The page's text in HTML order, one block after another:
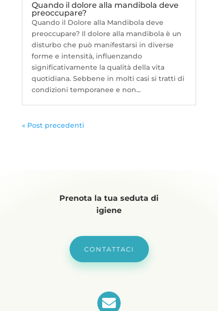
Quando il dolore alla mandibola deve
preoccupare?
Quando il Dolore alla Mandibola deve
preoccupare? Il dolore alla mandibola è un
disturbo che può manifestarsi in diverse
forme e intensità, influenzando
significativamente la qualità della vita
quotidiana. Sebbene in molti casi si tratti di
condizioni temporanee e non...
« Post precedenti
Prenota la tua seduta di
igiene
CONTATTACI
